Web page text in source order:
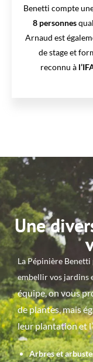
Benetti compte
8 personnes
Arnaud est
de stage et
reconnu à
Une
La Pépinière Benetti
embellir vos jardins
équipe, on vous
de plantes, mais
leur plantation et
Arbres et